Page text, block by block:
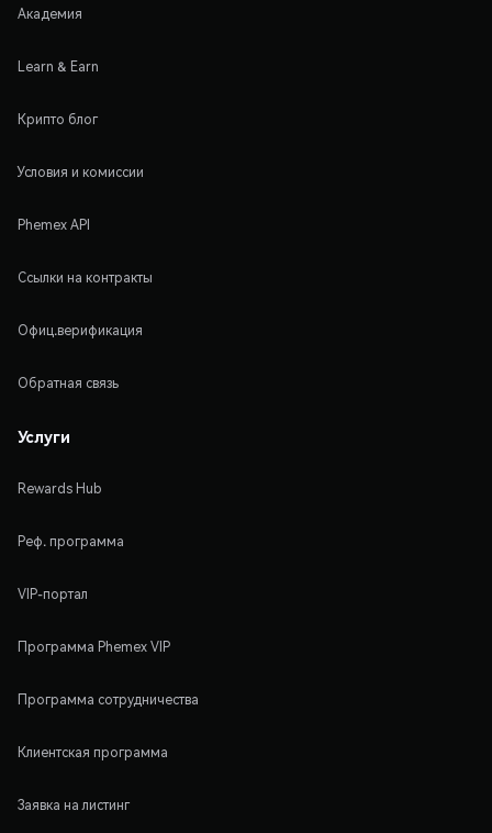
Академия
Learn & Earn
Крипто блог
Условия и комиссии
Phemex API
Ссылки на контракты
Офиц.верификация
Обратная связь
Услуги
Rewards Hub
Реф. программа
VIP-портал
Программа Phemex VIP
Программа сотрудничества
Клиентская программа
Заявка на листинг